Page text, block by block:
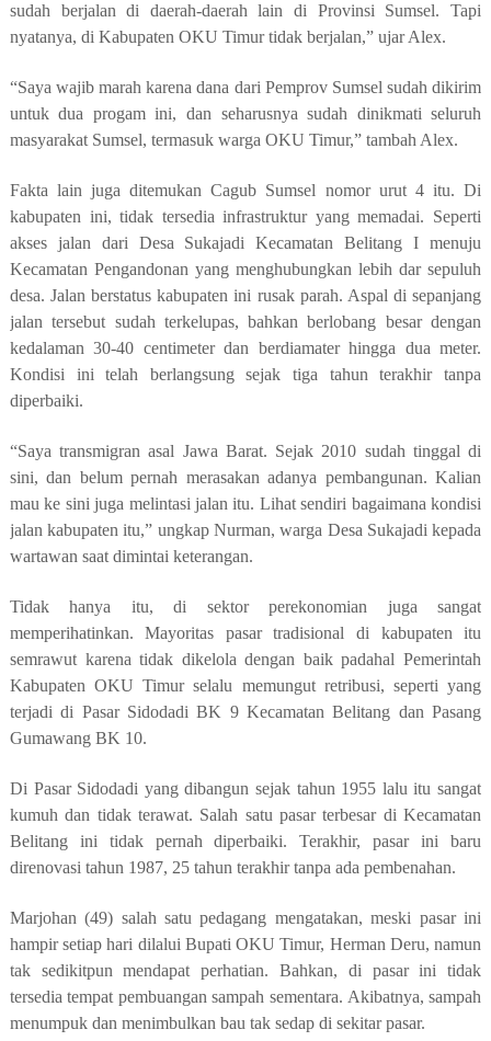
sudah berjalan di daerah-daerah lain di Provinsi Sumsel. Tapi
nyatanya, di Kabupaten OKU Timur tidak berjalan,” ujar Alex.
“Saya wajib marah karena dana dari Pemprov Sumsel sudah dikirim
untuk dua progam ini, dan seharusnya sudah dinikmati seluruh
masyarakat Sumsel, termasuk warga OKU Timur,” tambah Alex.
Fakta lain juga ditemukan Cagub Sumsel nomor urut 4 itu. Di
kabupaten ini, tidak tersedia infrastruktur yang memadai. Seperti
akses jalan dari Desa Sukajadi Kecamatan Belitang I menuju
Kecamatan Pengandonan yang menghubungkan lebih dar sepuluh
desa. Jalan berstatus kabupaten ini rusak parah. Aspal di sepanjang
jalan tersebut sudah terkelupas, bahkan berlobang besar dengan
kedalaman 30-40 centimeter dan berdiamater hingga dua meter.
Kondisi ini telah berlangsung sejak tiga tahun terakhir tanpa
diperbaiki.
“Saya transmigran asal Jawa Barat. Sejak 2010 sudah tinggal di
sini, dan belum pernah merasakan adanya pembangunan. Kalian
mau ke sini juga melintasi jalan itu. Lihat sendiri bagaimana kondisi
jalan kabupaten itu,” ungkap Nurman, warga Desa Sukajadi kepada
wartawan saat dimintai keterangan.
Tidak hanya itu, di sektor perekonomian juga sangat
memperihatinkan. Mayoritas pasar tradisional di kabupaten itu
semrawut karena tidak dikelola dengan baik padahal Pemerintah
Kabupaten OKU Timur selalu memungut retribusi, seperti yang
terjadi di Pasar Sidodadi BK 9 Kecamatan Belitang dan Pasang
Gumawang BK 10.
Di Pasar Sidodadi yang dibangun sejak tahun 1955 lalu itu sangat
kumuh dan tidak terawat. Salah satu pasar terbesar di Kecamatan
Belitang ini tidak pernah diperbaiki. Terakhir, pasar ini baru
direnovasi tahun 1987, 25 tahun terakhir tanpa ada pembenahan.
Marjohan (49) salah satu pedagang mengatakan, meski pasar ini
hampir setiap hari dilalui Bupati OKU Timur, Herman Deru, namun
tak sedikitpun mendapat perhatian. Bahkan, di pasar ini tidak
tersedia tempat pembuangan sampah sementara. Akibatnya, sampah
menumpuk dan menimbulkan bau tak sedap di sekitar pasar.